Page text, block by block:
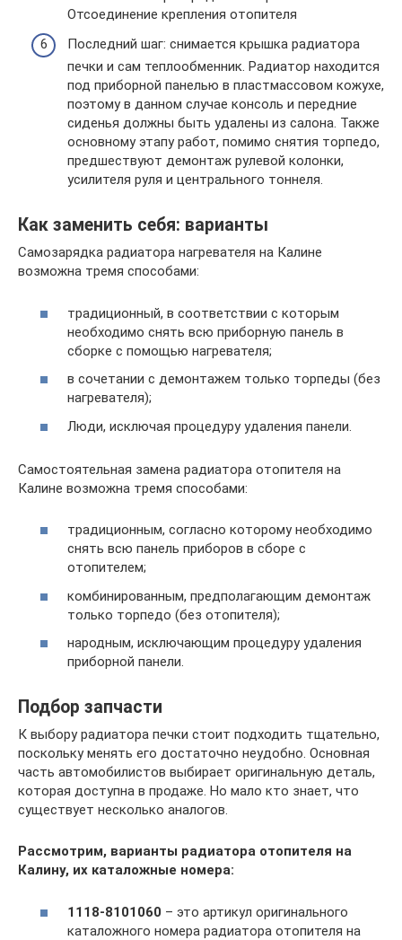
Отсоединение крепления отопителя
Последний шаг: снимается крышка радиатора
печки и сам теплообменник. Радиатор находится
под приборной панелью в пластмассовом кожухе,
поэтому в данном случае консоль и передние
сиденья должны быть удалены из салона. Также
основному этапу работ, помимо снятия торпедо,
предшествуют демонтаж рулевой колонки,
усилителя руля и центрального тоннеля.
Как заменить себя: варианты
Самозарядка радиатора нагревателя на Калине
возможна тремя способами:
традиционный, в соответствии с которым
необходимо снять всю приборную панель в
сборке с помощью нагревателя;
в сочетании с демонтажем только торпеды (без
нагревателя);
Люди, исключая процедуру удаления панели.
Самостоятельная замена радиатора отопителя на
Калине возможна тремя способами:
традиционным, согласно которому необходимо
снять всю панель приборов в сборе с
отопителем;
комбинированным, предполагающим демонтаж
только торпедо (без отопителя);
народным, исключающим процедуру удаления
приборной панели.
Подбор запчасти
К выбору радиатора печки стоит подходить тщательно,
поскольку менять его достаточно неудобно. Основная
часть автомобилистов выбирает оригинальную деталь,
которая доступна в продаже. Но мало кто знает, что
существует несколько аналогов.
Рассмотрим, варианты радиатора отопителя на
Калину, их каталожные номера:
1118-8101060 – это артикул оригинального
каталожного номера радиатора отопителя на